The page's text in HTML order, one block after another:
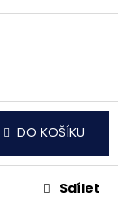
DO KOŠÍKU
Sdílet